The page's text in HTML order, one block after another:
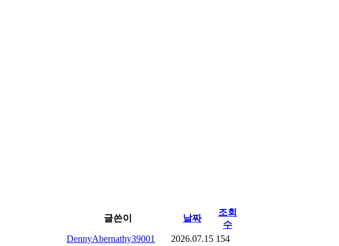
글쓴이 날짜
조회
수
DennyAbernathy39001 2026.07.15 154